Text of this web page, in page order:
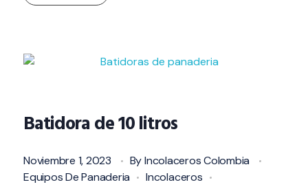
Batidora de 10 litros
Noviembre 1, 2023 ByIncolaceros Colombia
Equipos De Panaderia
Incolaceros